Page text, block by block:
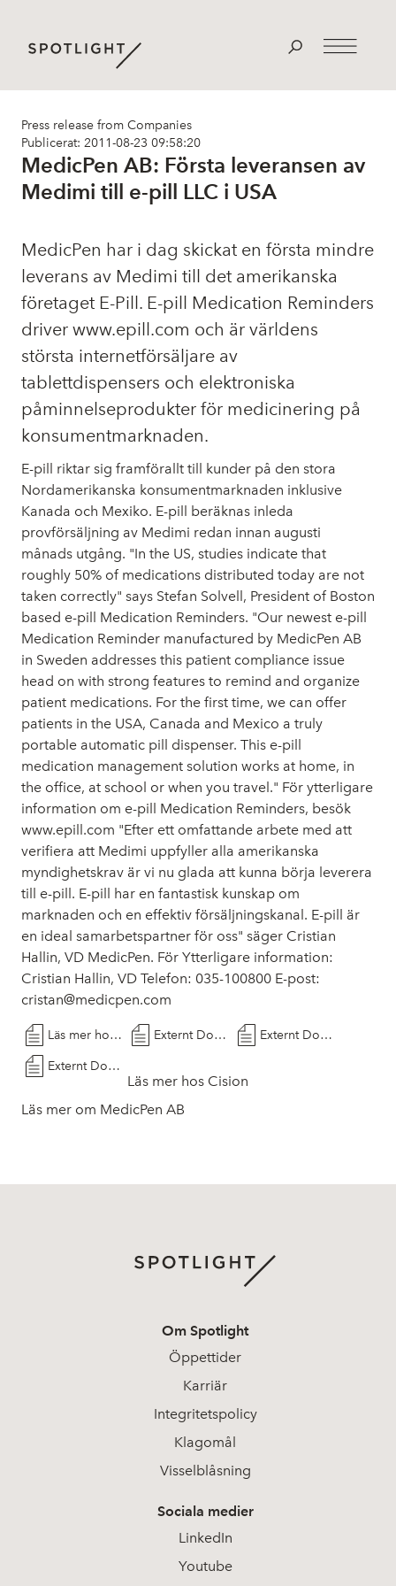
Press release from Companies
Publicerat: 2011-08-23 09:58:20
MedicPen AB: Första leveransen av
Medimi till e-pill LLC i USA
MedicPen har i dag skickat en första mindre
leverans av Medimi till det amerikanska
företaget E-Pill. E-pill Medication Reminders
driver www.epill.com och är världens
största internetförsäljare av
tablettdispensers och elektroniska
påminnelseprodukter för medicinering på
konsumentmarknaden.
E-pill riktar sig framförallt till kunder på den stora
Nordamerikanska konsumentmarknaden inklusive
Kanada och Mexiko. E-pill beräknas inleda
provförsäljning av Medimi redan innan augusti
månads utgång. "In the US, studies indicate that
roughly 50% of medications distributed today are not
taken correctly" says Stefan Solvell, President of Boston
based e-pill Medication Reminders. "Our newest e-pill
Medication Reminder manufactured by MedicPen AB
in Sweden addresses this patient compliance issue
head on with strong features to remind and organize
patient medications. For the first time, we can offer
patients in the USA, Canada and Mexico a truly
portable automatic pill dispenser. This e-pill
medication management solution works at home, in
the office, at school or when you travel." För ytterligare
information om e-pill Medication Reminders, besök
www.epill.com "Efter ett omfattande arbete med att
verifiera att Medimi uppfyller alla amerikanska
myndighetskrav är vi nu glada att kunna börja leverera
till e-pill. E-pill har en fantastisk kunskap om
marknaden och en effektiv försäljningskanal. E-pill är
en ideal samarbetspartner för oss" säger Cristian
Hallin, VD MedicPen. För Ytterligare information:
Cristian Hallin, VD Telefon: 035-100800 E-post:
cristan@medicpen.com
Läs mer hos Cision Externt Dokument Externt Dokument
Externt Dokument
Läs mer hos Cision
Läs mer om MedicPen AB
Om Spotlight
Öppettider
Karriär
Integritetspolicy
Klagomål
Visselblåsning
Sociala medier
LinkedIn
Youtube